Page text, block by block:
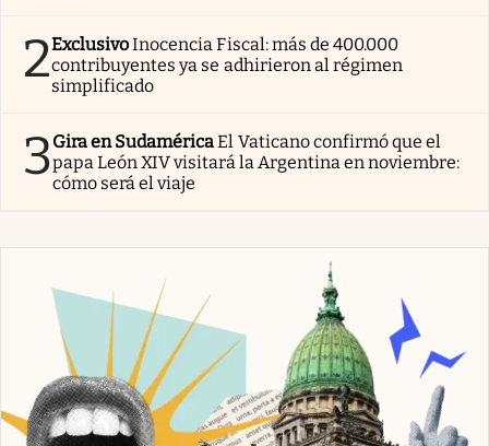
2ExclusivoInocencia Fiscal: más de 400.000
contribuyentes ya se adhirieron al régimen
simplificado
3Gira en SudaméricaEl Vaticano confirmó que el
papa León XIV visitará la Argentina en noviembre:
cómo será el viaje